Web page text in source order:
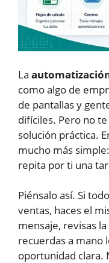
La
como algo de
de pantallas y
difíciles. Pero no
solución práctica.
mucho más
repita por ti una
Piénsalo así. Si
ventas, haces el
mensaje, revisas
recuerdas a mano
oportunidad clara.